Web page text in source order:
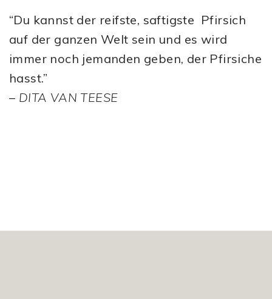
“Du kannst der reifste, saftigste Pfirsich
auf der ganzen Welt sein und es wird
immer noch jemanden geben, der Pfirsiche
hasst.”
– DITA VAN TEESE